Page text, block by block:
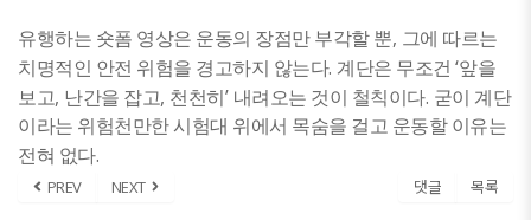
유행하는 숏폼 영상은 운동의 장점만 부각할 뿐, 그에 따르는
치명적인 안전 위험을 경고하지 않는다. 계단은 무조건 ‘앞을
보고, 난간을 잡고, 천천히 ’ 내려오는 것이 철칙이다. 굳이 계단
이라는 위험천만한 시험대 위에서 목숨을 걸고 운동할 이유는
전혀 없다.
PREV NEXT 댓글 목록